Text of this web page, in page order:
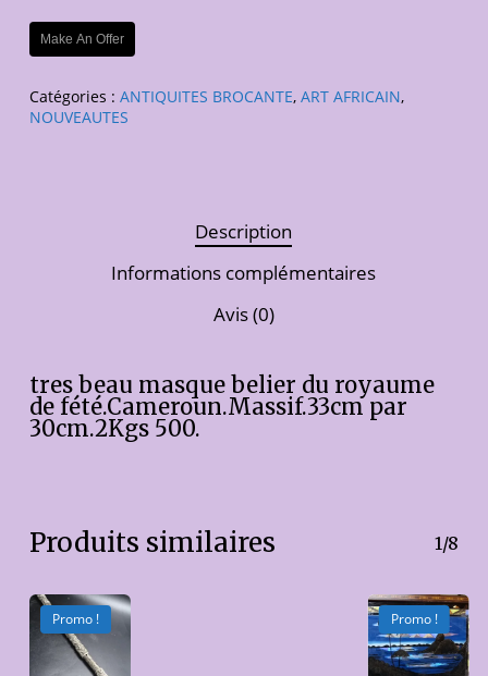
Make An Offer
Catégories : ANTIQUITES BROCANTE, ART AFRICAIN,
NOUVEAUTES
Description
Informations complémentaires
Avis (0)
tres beau masque belier du royaume
de fété.Cameroun.Massif.33cm par
30cm.2Kgs 500.
Produits similaires 1/8
Promo ! Promo !